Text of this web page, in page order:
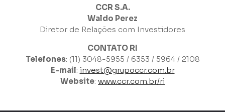
CCR S.A.
Waldo Perez
Diretor de Relações com Investidores
CONTATO RI
Telefones: (11) 3048-5955 / 6353 / 5964 / 2108
E-mail: invest@grupoccr.com.br
Website: www.ccr.com.br/ri
Li e concordo com osTermos de Uso
Privacidade